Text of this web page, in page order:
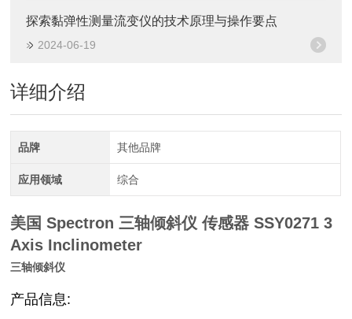
探索黏弹性测量流变仪的技术原理与操作要点
2024-06-19
详细介绍
品牌 其他品牌
应用领域 综合
美国 Spectron 三轴倾斜仪 传感器 SSY0271 3
Axis Inclinometer
三轴倾斜仪
产品信息: